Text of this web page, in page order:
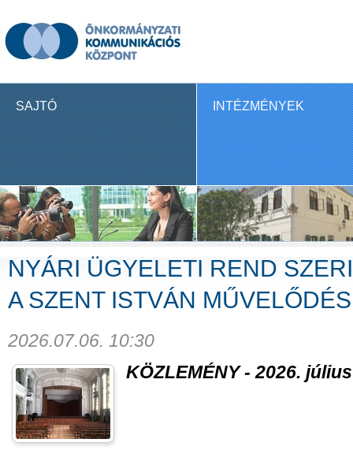
SAJTÓ INTÉZMÉNYEK
NYÁRI ÜGYELETI REND
A SZENT ISTVÁN
2026.07.06. 10:30
KÖZLEMÉNY - 2026.